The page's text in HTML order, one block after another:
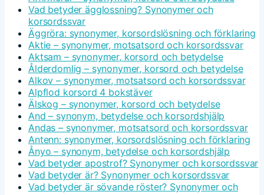
Vad betyder ägglossning? Synonymer och
korsordssvar
Äggröra: synonymer, korsordslösning och förklaring
Aktie – synonymer, motsatsord och korsordssvar
Aktsam – synonymer, korsord och betydelse
Ålderdomlig – synonymer, korsord och betydelse
Alkov – synonymer, motsatsord och korsordssvar
Alpflod korsord 4 bokstäver
Älskog – synonymer, korsord och betydelse
And – synonym, betydelse och korsordshjälp
Andas – synonymer, motsatsord och korsordssvar
Antenn: synonymer, korsordslösning och förklaring
Ånyo – synonym, betydelse och korsordshjälp
Vad betyder apostrof? Synonymer och korsordssvar
Vad betyder är? Synonymer och korsordssvar
Vad betyder är sövande röster? Synonymer och